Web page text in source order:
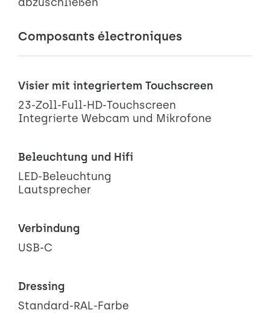
abzuschließen
Composants électroniques
Visier mit integriertem Touchscreen
23-Zoll-Full-HD-Touchscreen
Integrierte Webcam und Mikrofone
Beleuchtung und Hifi
LED-Beleuchtung
Lautsprecher
Verbindung
USB-C
Dressing
Standard-RAL-Farbe